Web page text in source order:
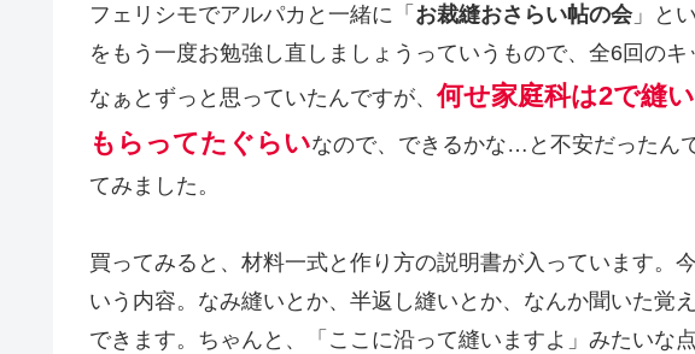
フェリシモでアルパカと一緒に「 お裁縫おさらい帖の会」と
をもう一度お勉強し直しましょうっていうもので、全6回の
なぁとずっと思っていたんですが、何せ家庭科は2で縫
もらってたぐらいなので、できるかな…と不安だったん
てみました。
買ってみると、材料一式と作り方の説明書が入っています。
いう内容。なみ縫いとか、半返し縫いとか、なんか聞いた覚
できます。ちゃんと、「ここに沿って縫いますよ」みたいな